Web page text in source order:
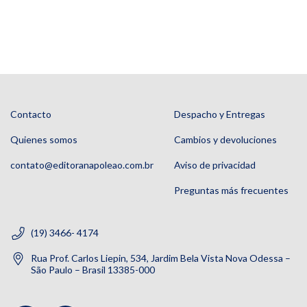
Contacto
Quienes somos
contato@editoranapoleao.com.br
Despacho y Entregas
Cambios y devoluciones
Aviso de privacidad
Preguntas más frecuentes
(19) 3466- 4174
Rua Prof. Carlos Liepin, 534, Jardim Bela Vista Nova Odessa –
São Paulo – Brasil 13385-000